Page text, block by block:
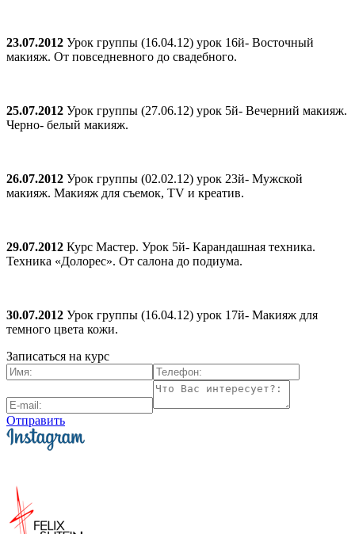
23.07.2012 Урок группы (16.04.12) урок 16й- Восточный
макияж. От повседневного до свадебного.
25.07.2012 Урок группы (27.06.12) урок 5й- Вечерний макияж.
Черно- белый макияж.
26.07.2012 Урок группы (02.02.12) урок 23й- Мужской
макияж. Макияж для съемок, TV и креатив.
29.07.2012 Курс Мастер. Урок 5й- Карандашная техника.
Техника «Долорес». От салона до подиума.
30.07.2012 Урок группы (16.04.12) урок 17й- Макияж для
темного цвета кожи.
Записаться на курс
Отправить